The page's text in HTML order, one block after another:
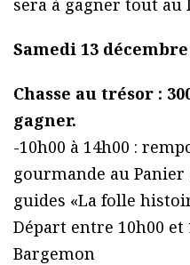
sera à gagner tout au
Samedi 13 décembre
Chasse au trésor :
gagner.
-10h00 à 14h00 :
gourmande au Panier
guides «La folle
Départ entre 10h00 et
Bargemon